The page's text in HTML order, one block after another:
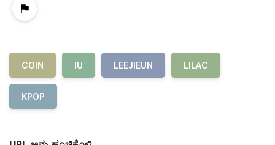
COIN IU LEEJIEUN LILAC
KPOP